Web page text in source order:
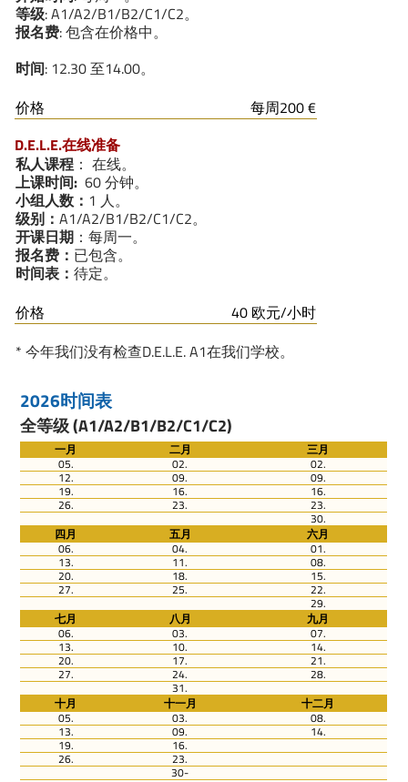
等级: A1/A2/B1/B2/C1/C2。
报名费: 包含在价格中。
时间: 12.30 至14.00。
价格
每周200 €
D.E.L.E.在线准备
私人课程 ： 在线。
上课时间: 60 分钟。
小组人数： 1 人。
级别： A1/A2/B1/B2/C1/C2。
开课日期 ：每周一。
报名费： 已包含。
时间表： 待定。
价格
40 欧元/小时
* 今年我们没有检查D.E.L.E. A1在我们学校。
2026时间表
全等级 (A1/A2/B1/B2/C1/C2)
一月 二月
三月
05.
02. 02.
12. 09. 09.
19. 16. 16.
26. 23. 23.
30.
四月
五月
六月
06.
04. 01.
13. 11. 08.
20. 18. 15.
27. 25. 22.
29.
七月
八月
九月
06.
03. 07.
13. 10. 14.
20. 17. 21.
27. 24. 28.
31.
十月
十一月
十二月
05.
03. 08.
13. 09. 14.
19. 16.
26. 23.
30-